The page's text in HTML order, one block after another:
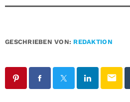
GESCHRIEBEN VON: REDAKTION
email